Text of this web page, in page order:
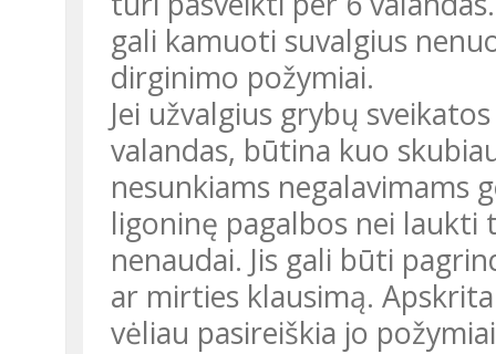
gali kamuoti suvalgius
dirginimo požymiai.
Jei užvalgius grybų
valandas, būtina kuo
nesunkiams negalavimams
ligoninę pagalbos nei laukti
nenaudai. Jis gali būti
ar mirties klausimą.
vėliau pasireiškia jo